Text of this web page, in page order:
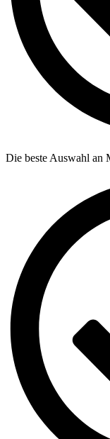
Die beste Auswahl an